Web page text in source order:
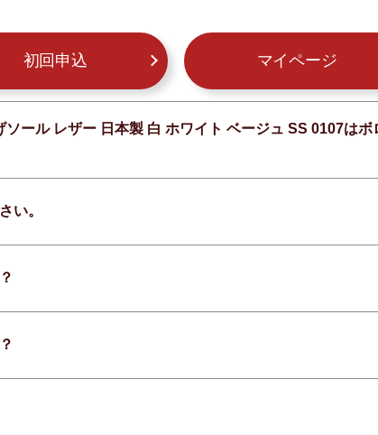
初回申込 マイページ
ール レザー 日本製 白 ホワイト ベージュ SS 0107は
い。